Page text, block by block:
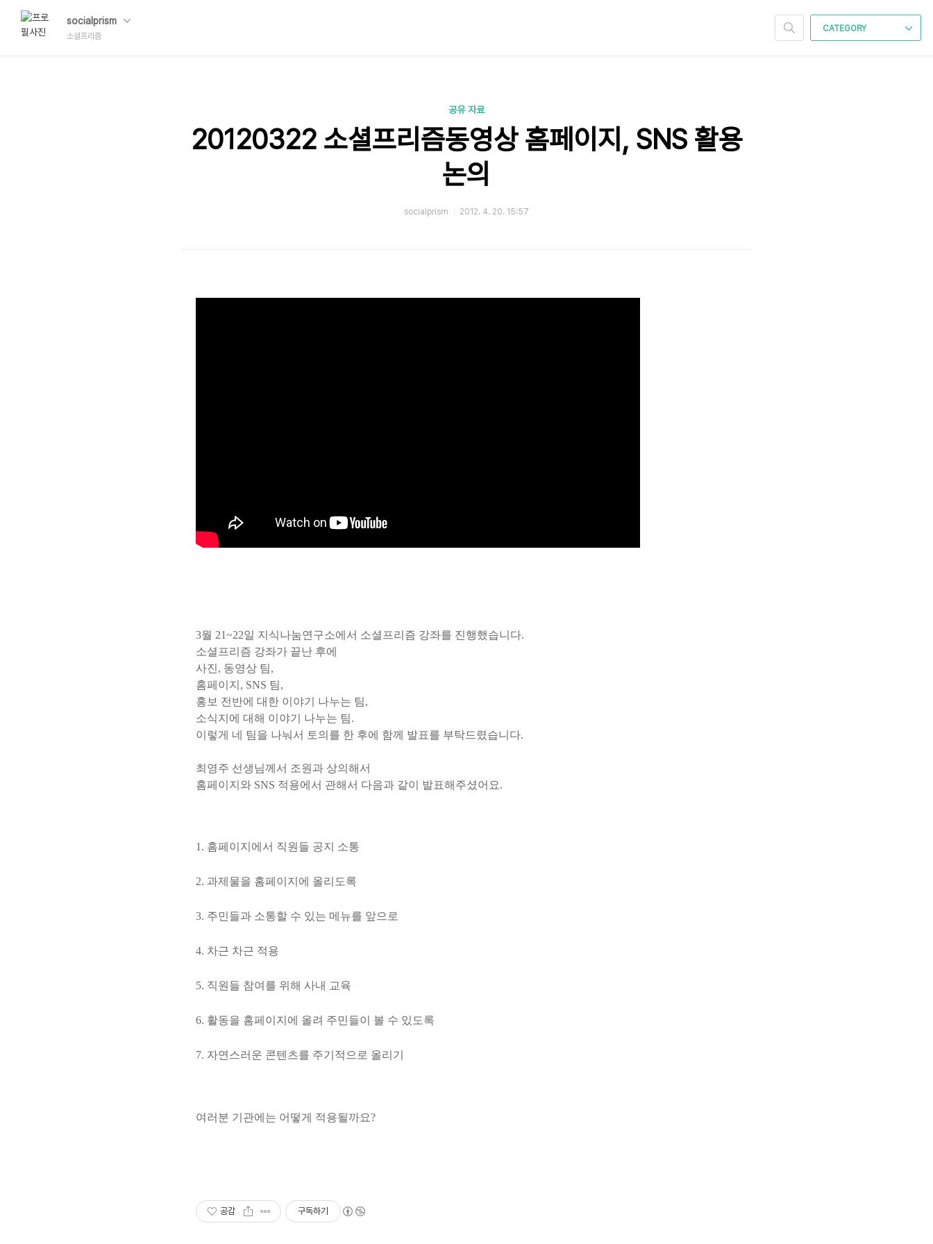
socialprism
소셜프리즘
CATEGORY
공유 자료
20120322 소셜프리즘동영상 홈페이지, SNS 활용
논의
socialprism 2012. 4. 20. 15:57
3월 21~22일 지식나눔연구소에서 소셜프리즘 강좌를 진행했습니다.
소셜프리즘 강좌가 끝난 후에
사진, 동영상 팀,
홈페이지, SNS 팀,
홍보 전반에 대한 이야기 나누는 팀,
소식지에 대해 이야기 나누는 팀.
이렇게 네 팀을 나눠서 토의를 한 후에 함께 발표를 부탁드렸습니다.
최영주 선생님께서 조원과 상의해서
홈페이지와 SNS 적용에서 관해서 다음과 같이 발표해주셨어요.
1. 홈페이지에서 직원들 공지 소통
2. 과제물을 홈페이지에 올리도록
3. 주민들과 소통할 수 있는 메뉴를 앞으로
4. 차근 차근 적용
5. 직원들 참여를 위해 사내 교육
6. 활동을 홈페이지에 올려 주민들이 볼 수 있도록
7. 자연스러운 콘텐츠를 주기적으로 올리기
여러분 기관에는 어떻게 적용될까요?
공감 구독하기